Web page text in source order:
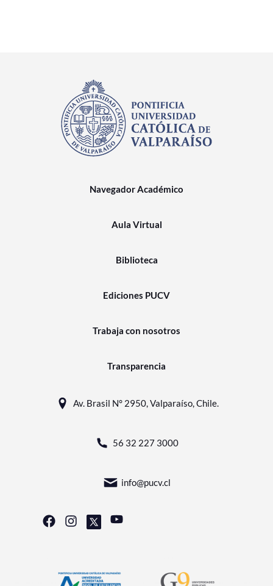
Navegador Académico
Aula Virtual
Biblioteca
Ediciones PUCV
Trabaja con nosotros
Transparencia
Av. Brasil N° 2950, Valparaíso, Chile.
56 32 227 3000
info@pucv.cl